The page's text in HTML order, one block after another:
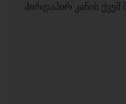
პირდაპირ კანის ქვეშ